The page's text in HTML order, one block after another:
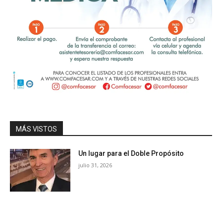
MÁS VISTOS
Un lugar para el Doble Propósito
julio 31, 2026